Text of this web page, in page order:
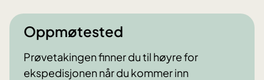
Oppmøtested
Prøvetakingen finner du til høyre for
ekspedisjonen når du kommer inn